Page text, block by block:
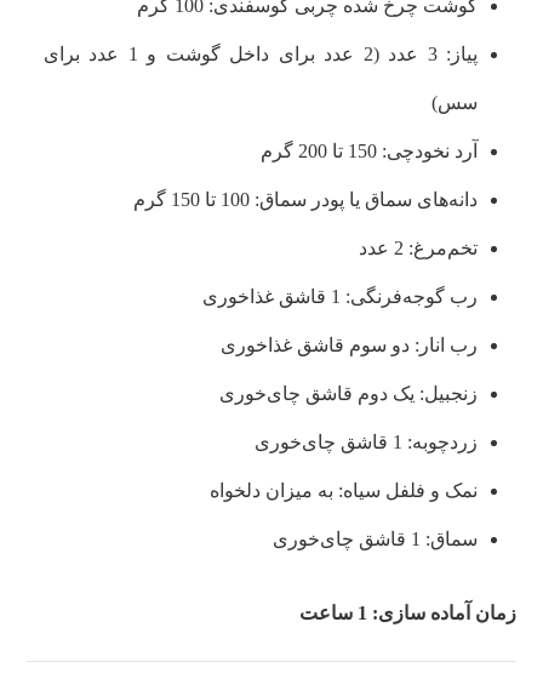
گوشت چرخ شده چربی گوسفندی: 100 گرم
پیاز: 3 عدد (2 عدد برای داخل گوشت و 1 عدد برای
سس)
آرد نخودچی: 150 تا 200 گرم
دانه‌های سماق یا پودر سماق: 100 تا 150 گرم
تخم‌مرغ: 2 عدد
رب گوجه‌فرنگی: 1 قاشق غذاخوری
رب انار: دو سوم قاشق غذاخوری
زنجبیل: یک دوم قاشق چای‌خوری
زردچوبه: 1 قاشق چای‌خوری
نمک و فلفل سیاه: به میزان دلخواه
سماق: 1 قاشق چای‌خوری
زمان آماده سازی: 1 ساعت